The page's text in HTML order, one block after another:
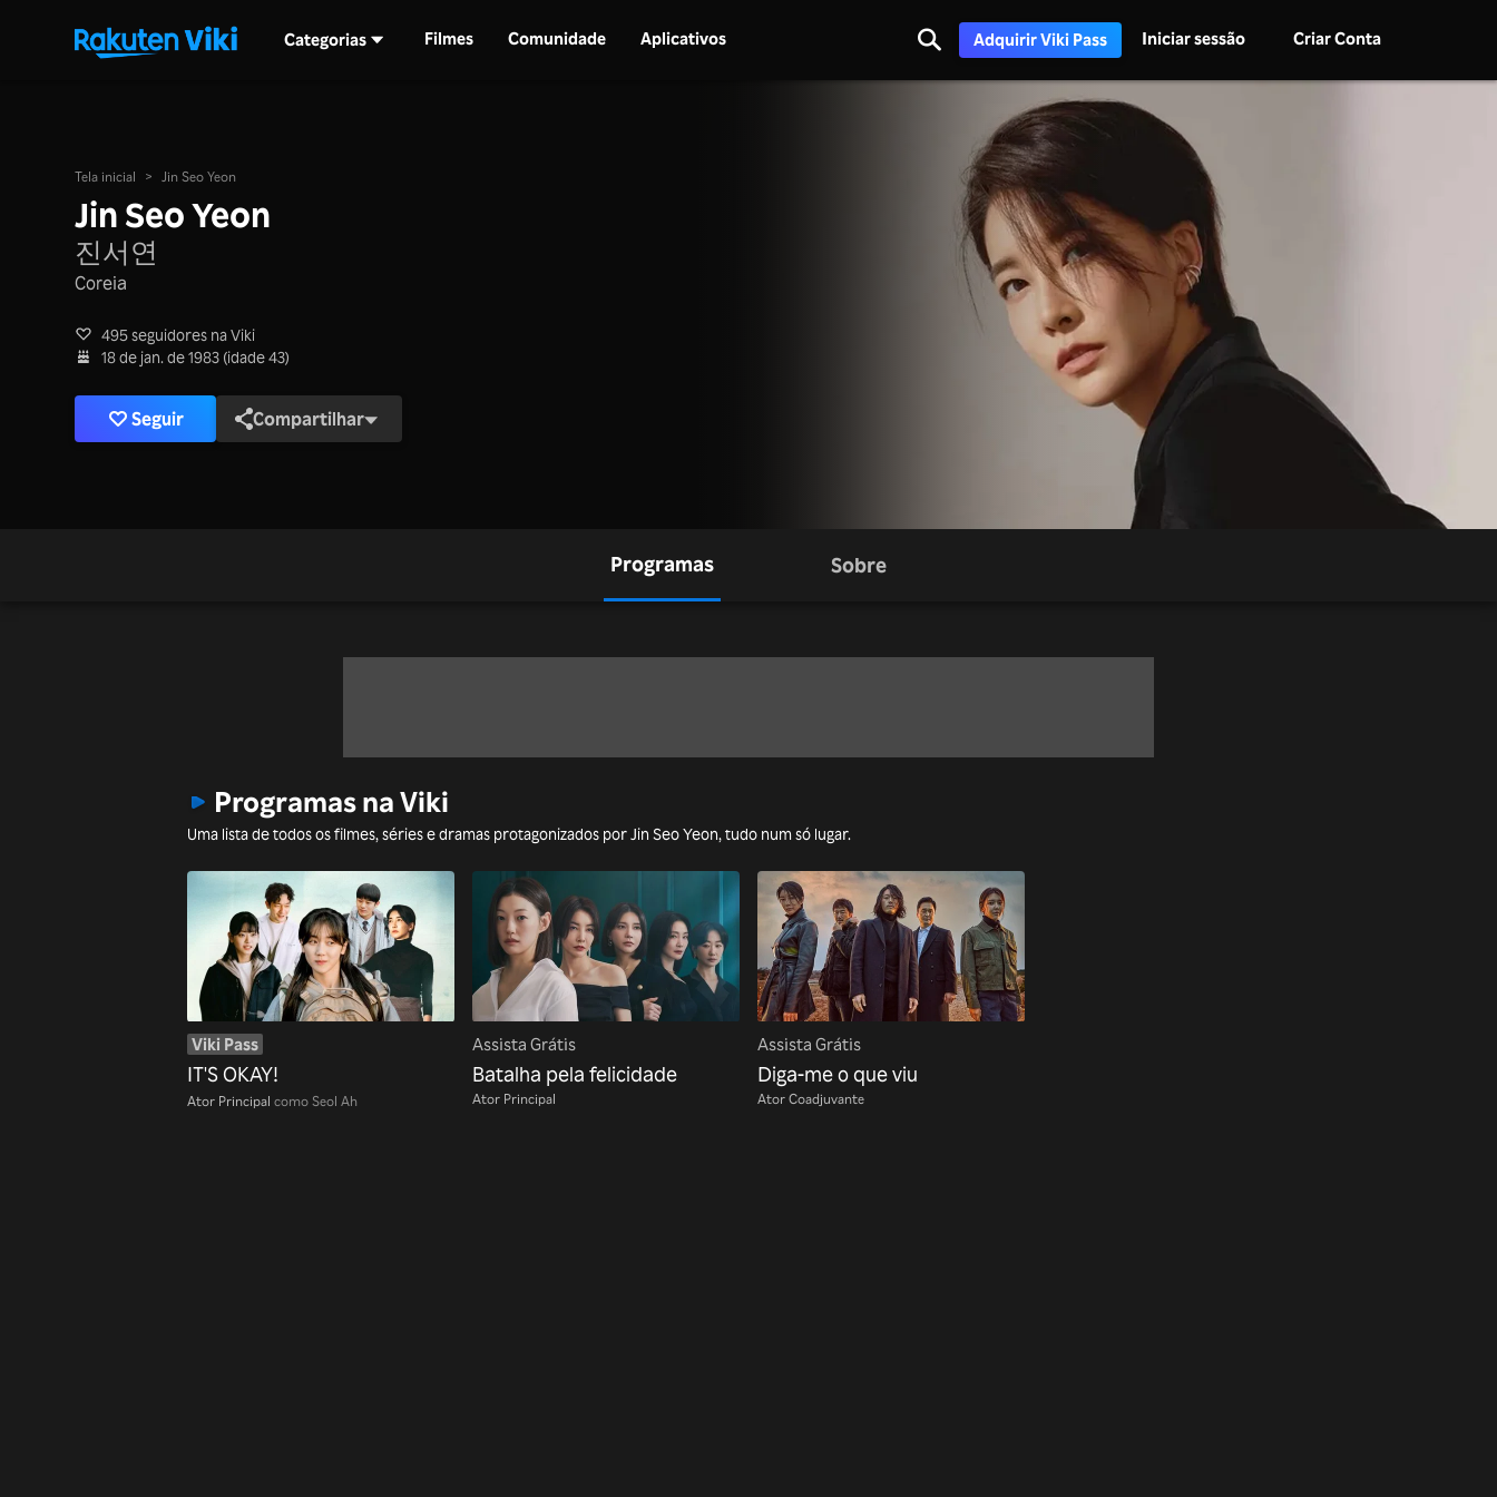
Categorias Filmes Comunidade Aplicativos Adquirir Viki Pass Iniciar sessão Criar Conta
Tela inicial > Jin Seo Yeon
Jin Seo Yeon
진서연
Coreia
495 seguidores na Viki
18 de jan. de 1983 (idade 43)
Seguir Compartilhar
Programas Sobre
Programas na Viki
Uma lista de todos os filmes, séries e dramas protagonizados por Jin Seo Yeon, tudo num só lugar.
Viki Pass
IT'S OKAY!
Ator Principal como Seol Ah
Assista Grátis
Batalha pela felicidade
Ator Principal
Assista Grátis
Diga-me o que viu
Ator Coadjuvante